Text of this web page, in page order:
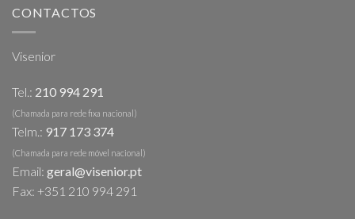
CONTACTOS
Visenior
Tel.: 210 994 291
(Chamada para rede fixa nacional)
Telm.: 917 173 374
(Chamada para rede móvel nacional)
Email: geral@visenior.pt
Fax: +351 210 994 291